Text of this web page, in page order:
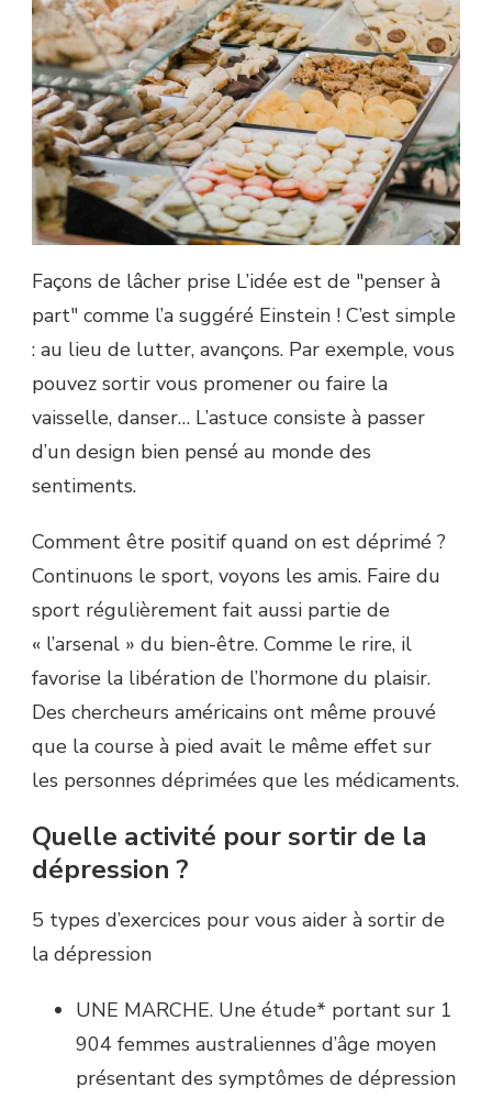
Façons de lâcher prise L’idée est de "penser à
part" comme l’a suggéré Einstein ! C’est simple
: au lieu de lutter, avançons. Par exemple, vous
pouvez sortir vous promener ou faire la
vaisselle, danser… L’astuce consiste à passer
d’un design bien pensé au monde des
sentiments.
Comment être positif quand on est déprimé ?
Continuons le sport, voyons les amis. Faire du
sport régulièrement fait aussi partie de
« l’arsenal » du bien-être. Comme le rire, il
favorise la libération de l’hormone du plaisir.
Des chercheurs américains ont même prouvé
que la course à pied avait le même effet sur
les personnes déprimées que les médicaments.
Quelle activité pour sortir de la
dépression ?
5 types d’exercices pour vous aider à sortir de
la dépression
UNE MARCHE. Une étude* portant sur 1
904 femmes australiennes d’âge moyen
présentant des symptômes de dépression